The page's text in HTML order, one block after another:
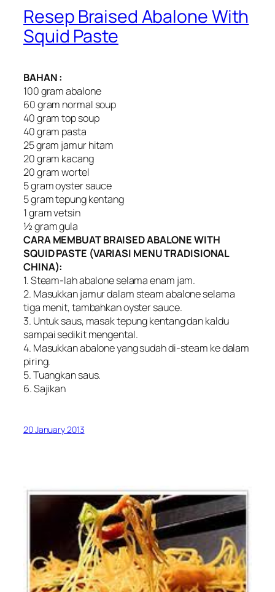
Resep Braised Abalone With
Squid Paste
BAHAN :
100 gram abalone
60 gram normal soup
40 gram top soup
40 gram pasta
25 gram jamur hitam
20 gram kacang
20 gram wortel
5 gram oyster sauce
5 gram tepung kentang
1 gram vetsin
½ gram gula
CARA MEMBUAT BRAISED ABALONE WITH
SQUID PASTE (VARIASI MENU TRADISIONAL
CHINA):
1. Steam-lah abalone selama enam jam.
2. Masukkan jamur dalam steam abalone selama
tiga menit, tambahkan oyster sauce.
3. Untuk saus, masak tepung kentang dan kaldu
sampai sedikit mengental.
4. Masukkan abalone yang sudah di-steam ke dalam
piring.
5. Tuangkan saus.
6. Sajikan
20 January 2013